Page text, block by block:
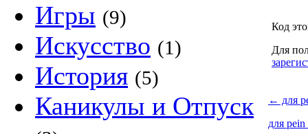
Игры (9)
Искусство (1)
История (5)
Каникулы и Отпуск
Код
Для
← для
для pein